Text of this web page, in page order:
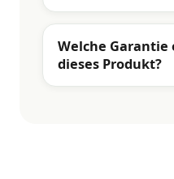
Welche
dieses Produkt?